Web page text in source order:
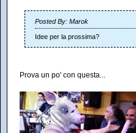
Posted By: Marok
Idee per la prossima?
Prova un po' con questa...